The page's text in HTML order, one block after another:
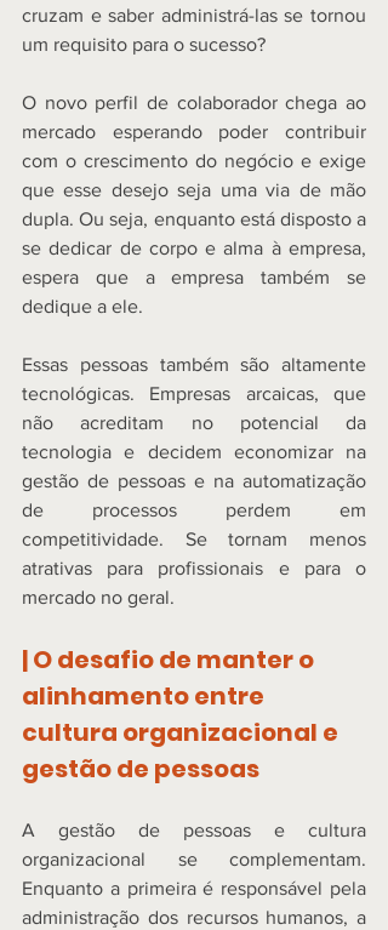
cruzam e saber administrá-las se tornou
um requisito para o sucesso?
O novo perfil de colaborador chega ao
mercado esperando poder contribuir
com o crescimento do negócio e exige
que esse desejo seja uma via de mão
dupla. Ou seja, enquanto está disposto a
se dedicar de corpo e alma à empresa,
espera que a empresa também se
dedique a ele.
Essas pessoas também são altamente
tecnológicas. Empresas arcaicas, que
não acreditam no potencial da
tecnologia e decidem economizar na
gestão de pessoas e na automatização
de processos perdem em
competitividade. Se tornam menos
atrativas para profissionais e para o
mercado no geral.
| O desafio de manter o
alinhamento entre
cultura organizacional e
gestão de pessoas
A gestão de pessoas e cultura
organizacional se complementam.
Enquanto a primeira é responsável pela
administração dos recursos humanos, a